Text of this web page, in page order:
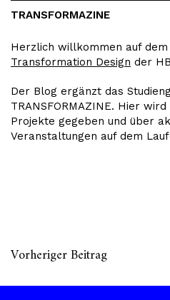
TRANSFORMAZINE
Herzlich willkommen auf dem
Transformation Design der
Der Blog ergänzt das
TRANSFORMAZINE. Hier
Projekte gegeben und über
Veranstaltungen auf dem
Vorheriger Beitrag